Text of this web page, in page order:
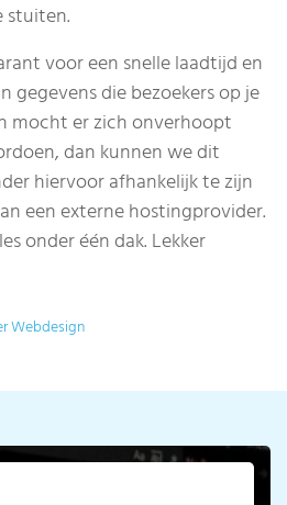
stuiten.
voor een snelle laadtijd en
gegevens die bezoekers op je
mocht er zich onverhoopt
dan kunnen we dit
hiervoor afhankelijk te zijn
een externe hostingprovider.
onder één dak. Lekker
Webdesign